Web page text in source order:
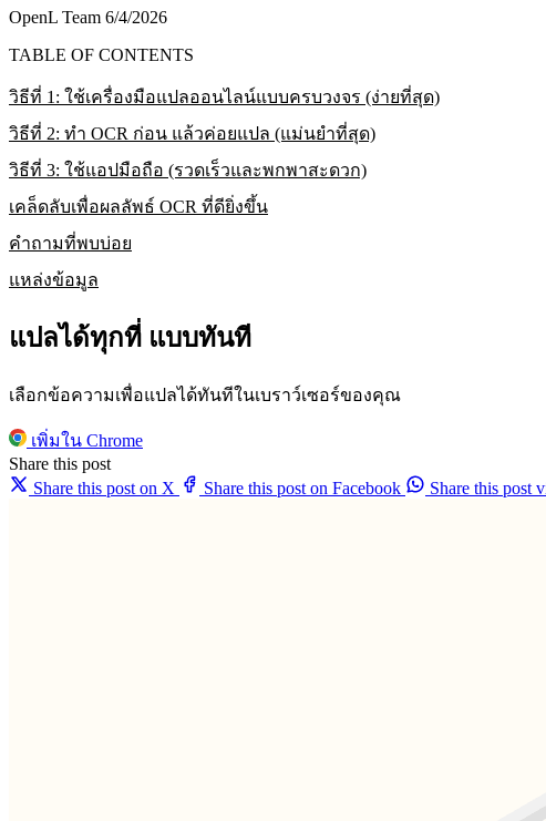
OpenL Team 6/4/2026
TABLE OF CONTENTS
วิธีที่ 1: ใช้เครื่องมือแปลออนไลน์แบบครบวงจร (ง่ายที่สุด)
วิธีที่ 2: ทำ OCR ก่อน แล้วค่อยแปล (แม่นยำที่สุด)
วิธีที่ 3: ใช้แอปมือถือ (รวดเร็วและพกพาสะดวก)
เคล็ดลับเพื่อผลลัพธ์ OCR ที่ดียิ่งขึ้น
คำถามที่พบบ่อย
แหล่งข้อมูล
แปลได้ทุกที่ แบบทันที
เลือกข้อความเพื่อแปลได้ทันทีในเบราว์เซอร์ของคุณ
เพิ่มใน Chrome
Share this post
Share this post on X
Share this post on Facebook Share this post